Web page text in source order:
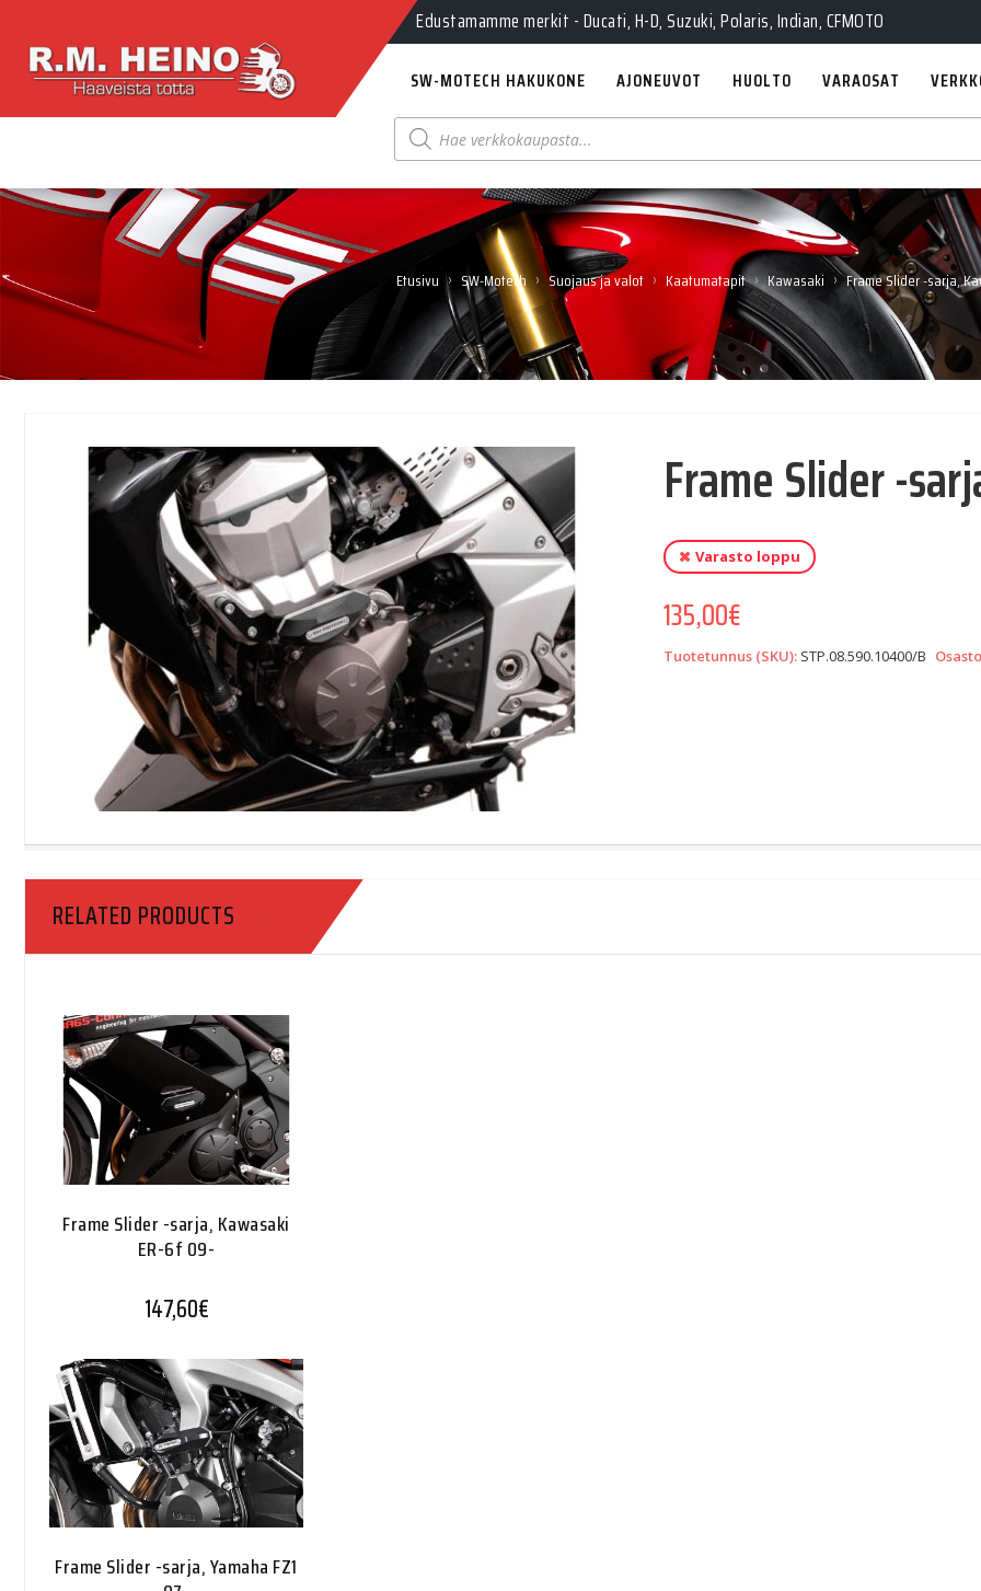
Edustamamme merkit - Ducati, H-D, Suzuki, Polaris, Indian, CFMOTO
SW-MOTECH HAKUKONE AJONEUVOT HUOLTO VARAOSAT
Products
search
Etusivu › SW-Motech › Suojaus ja valot › Kaatumatapit › Kawasaki › Frame Slider -sarja,
Frame Slider -
Varasto loppu
135,00€
Tuotetunnus (SKU): STP.08.590.10400/B
RELATED PRODUCTS
Frame Slider -sarja, Kawasaki
ER-6f 09-
147,60€
Frame Slider -sarja, Yamaha FZ1